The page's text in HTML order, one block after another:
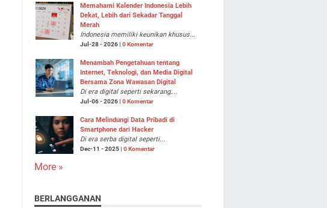
Memahami Kalender Indonesia Lebih
Dekat, Lebih dari Sekadar Tanggal
Merah
Indonesia memiliki keunikan khusus...
Jul-28 - 2026 | 0 Komentar
Menambah Pengetahuan tentang
Internet, Teknologi, dan Media Digital
Bersama Zona Wawasan Digital
Di era digital seperti sekarang,...
Jul-06 - 2026 | 0 Komentar
Cara Melindungi Data Pribadi di
Smartphone dari Hacker
Di era serba digital seperti...
Dec-11 - 2025 | 0 Komentar
More »
BERLANGGANAN